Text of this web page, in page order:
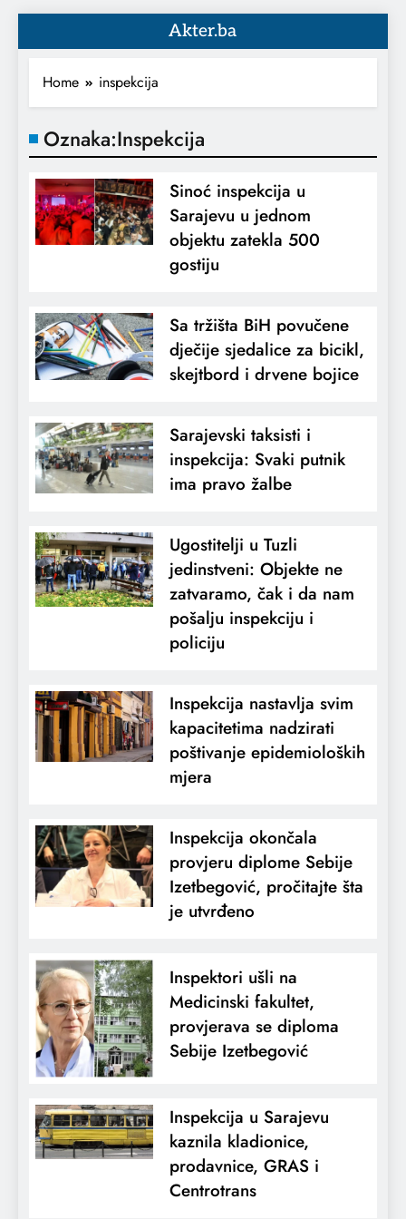
Akter.ba
Home inspekcija
Oznaka:Inspekcija
Sinoć inspekcija u
Sarajevu u jednom
objektu zatekla 500
gostiju
Sa tržišta BiH povučene
dječije sjedalice za bicikl,
skejtbord i drvene bojice
Sarajevski taksisti i
inspekcija: Svaki putnik
ima pravo žalbe
Ugostitelji u Tuzli
jedinstveni: Objekte ne
zatvaramo, čak i da nam
pošalju inspekciju i
policiju
Inspekcija nastavlja svim
kapacitetima nadzirati
poštivanje epidemioloških
mjera
Inspekcija okončala
provjeru diplome Sebije
Izetbegović, pročitajte šta
je utvrđeno
Inspektori ušli na
Medicinski fakultet,
provjerava se diploma
Sebije Izetbegović
Inspekcija u Sarajevu
kaznila kladionice,
prodavnice, GRAS i
Centrotrans